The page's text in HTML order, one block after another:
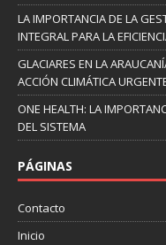
LA IMPORTANCIA DE LA
INTEGRAL PARA LA
GLACIARES EN LA
ACCIÓN CLIMÁTICA
ONE HEALTH: LA
DEL SISTEMA
PÁGINAS
Contacto
Inicio